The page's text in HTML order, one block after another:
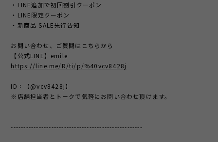
・LINE追加で初回割引クーポン
・LINE限定クーポン
・新商品 SALE先行告知
お問い合わせ、ご質問はこちらから
【公式LINE】emile
https://line.me/R/ti/p/%40vcv8428j
ID：【@vcv8428j】
※店舗担当者とトークで気軽にお問い合わせ頂けます。
----------------------------------------------------